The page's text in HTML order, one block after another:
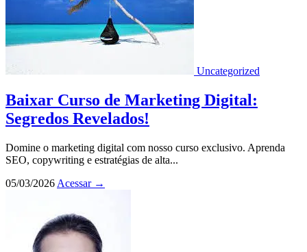
Uncategorized
Baixar Curso de Marketing Digital:
Segredos Revelados!
Domine o marketing digital com nosso curso exclusivo. Aprenda
SEO, copywriting e estratégias de alta...
05/03/2026 Acessar →